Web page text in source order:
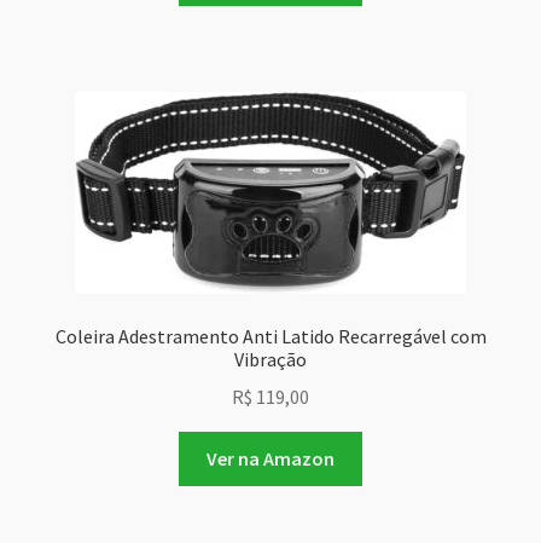
Coleira Adestramento Anti Latido Recarregável com
Vibração
R$ 119,00
Ver na Amazon